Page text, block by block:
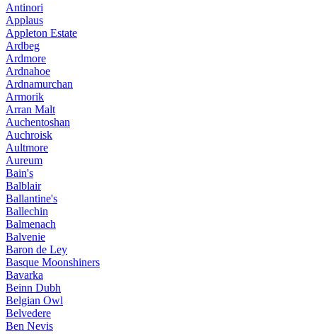
Antinori
Applaus
Appleton Estate
Ardbeg
Ardmore
Ardnahoe
Ardnamurchan
Armorik
Arran Malt
Auchentoshan
Auchroisk
Aultmore
Aureum
Bain's
Balblair
Ballantine's
Ballechin
Balmenach
Balvenie
Baron de Ley
Basque Moonshiners
Bavarka
Beinn Dubh
Belgian Owl
Belvedere
Ben Nevis